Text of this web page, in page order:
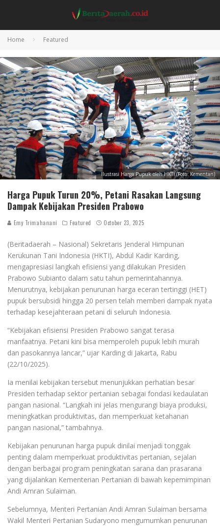
Home Featured
Ilustrasi Harga Pupuk oleh HKTI (Foto: Kementan)
Harga Pupuk Turun 20%, Petani Rasakan Langsung
Dampak Kebijakan Presiden Prabowo
Emy Trimahanani Featured October 23, 2025
(Beritadaerah – Nasional) Sekretaris Jenderal Himpunan
Kerukunan Tani Indonesia (HKTI), Abdul Kadir Karding,
mengapresiasi langkah efisiensi yang dilakukan Presiden
Prabowo Subianto dalam satu tahun pemerintahannya.
Menurutnya, kebijakan penurunan harga eceran tertinggi (HET)
pupuk bersubsidi hingga 20 persen telah memberi dampak nyata
terhadap kesejahteraan petani di seluruh Indonesia.
“Kebijakan efisiensi Presiden Prabowo sangat terasa
manfaatnya. Petani kini bisa memperoleh pupuk lebih murah
dan pasokannya lancar,” ujar Karding di Jakarta, Rabu
(22/10/2025).
Ia menilai kebijakan tersebut menunjukkan perhatian besar
Presiden terhadap sektor pertanian sebagai fondasi kedaulatan
pangan nasional. “Langkah ini jelas mengurangi biaya produksi,
meningkatkan produktivitas, dan memperkuat ketahanan
pangan nasional,” tambahnya.
Kebijakan penurunan harga pupuk dinilai menjadi tonggak
penting dalam memperkuat produktivitas pertanian, sejalan
dengan berbagai program peningkatan sarana dan prasarana
yang dijalankan Kementerian Pertanian di bawah kepemimpinan
Andi Amran Sulaiman.
Sebelumnya, Menteri Pertanian Andi Amran Sulaiman bersama
Wakil Menteri Pertanian Sudaryono mengumumkan penurunan